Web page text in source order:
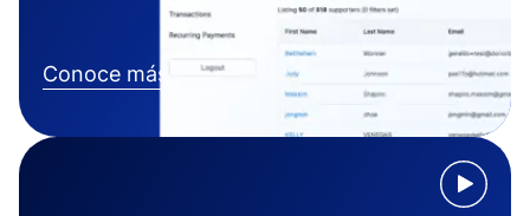
Conoce más